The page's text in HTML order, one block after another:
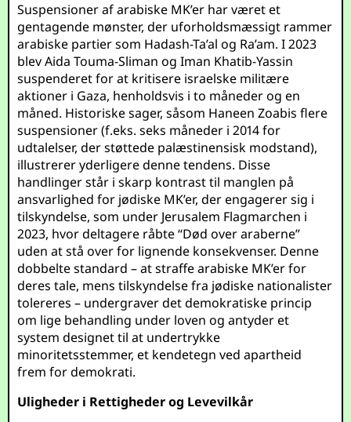
Suspensioner af arabiske MK’er har været et
gentagende mønster, der uforholdsmæssigt rammer
arabiske partier som Hadash-Ta’al og Ra’am. I 2023
blev Aida Touma-Sliman og Iman Khatib-Yassin
suspenderet for at kritisere israelske militære
aktioner i Gaza, henholdsvis i to måneder og en
måned. Historiske sager, såsom Haneen Zoabis flere
suspensioner (f.eks. seks måneder i 2014 for
udtalelser, der støttede palæstinensisk modstand),
illustrerer yderligere denne tendens. Disse
handlinger står i skarp kontrast til manglen på
ansvarlighed for jødiske MK’er, der engagerer sig i
tilskyndelse, som under Jerusalem Flagmarchen i
2023, hvor deltagere råbte “Død over araberne”
uden at stå over for lignende konsekvenser. Denne
dobbelte standard – at straffe arabiske MK’er for
deres tale, mens tilskyndelse fra jødiske nationalister
tolereres – undergraver det demokratiske princip
om lige behandling under loven og antyder et
system designet til at undertrykke
minoritetsstemmer, et kendetegn ved apartheid
frem for demokrati.
Uligheder i Rettigheder og Levevilkår